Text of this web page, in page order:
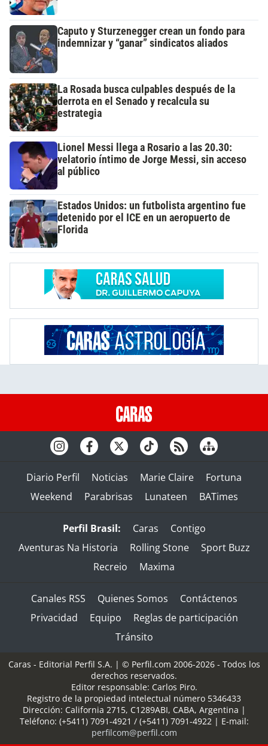
Caputo y Sturzenegger crean un fondo para
indemnizar y “ganar” sindicatos aliados
La Rosada busca culpables después de la
derrota en el Senado y recalcula su
estrategia
Lionel Messi llega a Rosario a las 20.30:
velatorio íntimo de Jorge Messi, sin acceso
al público
Estados Unidos: un futbolista argentino fue
detenido por el ICE en un aeropuerto de
Florida
Diario Perfil Noticias Marie Claire
Fortuna
Weekend
Parabrisas Lunateen BATimes
Perfil Brasil: Caras
Contigo
Aventuras Na Historia
Rolling Stone
Sport Buzz
Recreio
Maxima
Canales RSS Quienes Somos
Contáctenos
Privacidad
Equipo
Reglas de participación
Tránsito
Caras - Editorial Perfil S.A. | © Perfil.com 2006-2026 - Todos los
derechos reservados.
Editor responsable: Carlos Piro.
Registro de la propiedad intelectual número 5346433
Dirección: California 2715, C1289ABI, CABA, Argentina |
Teléfono: (+5411) 7091-4921 / (+5411) 7091-4922| E-mail:
perfilcom@perfil.com